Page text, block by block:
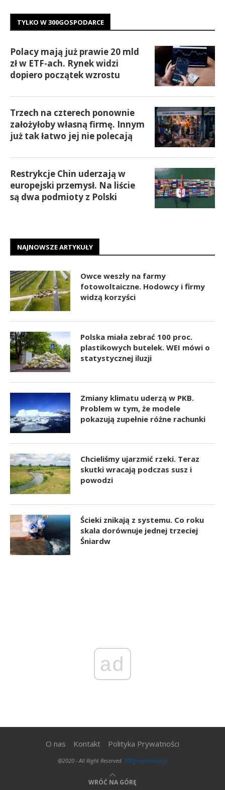
TYLKO W 300GOSPODARCE
Polacy mają już prawie 20 mld
zł w ETF-ach. Rynek widzi
dopiero początek wzrostu
Trzech na czterech ponownie
założyłoby własną firmę. Innym
już tak łatwo jej nie polecają
Restrykcje Chin uderzają w
europejski przemysł. Na liście
są dwa podmioty z Polski
NAJNOWSZE ARTYKUŁY
Owce weszły na farmy
fotowoltaiczne. Hodowcy i firmy
widzą korzyści
Polska miała zebrać 100 proc.
plastikowych butelek. WEI mówi o
statystycznej iluzji
Zmiany klimatu uderzą w PKB.
Problem w tym, że modele
pokazują zupełnie różne rachunki
Chcieliśmy ujarzmić rzeki. Teraz
skutki wracają podczas susz i
powodzi
Ścieki znikają z systemu. Co roku
skala dorównuje jednej trzeciej
Śniardw
ad
O nas Kontakt Polityka Prywatności
@2020 - All Right Reserved. 300gospodarka.pl
WRÓĆ NA GÓRĘ